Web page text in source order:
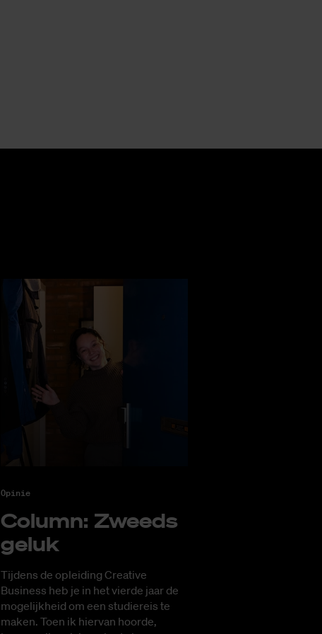
Opinie
Co­lumn: Zweeds
ge­luk
Tijdens de opleiding Creative
Business heb je in het vierde jaar de
mogelijkheid om een studiereis te
maken. Toen ik hiervan hoorde,